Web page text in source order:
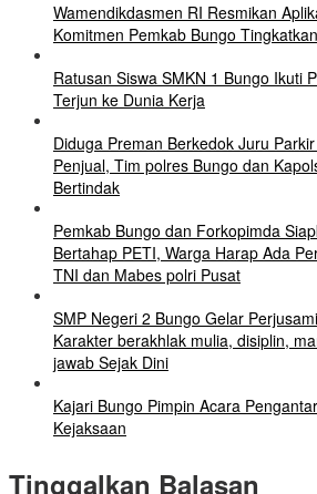
Wamendikdasmen RI Resmikan
Komitmen Pemkab Bungo
Ratusan Siswa SMKN 1 Bungo Ikuti
Terjun ke Dunia Kerja
Diduga Preman Berkedok Juru
Penjual, Tim polres Bungo dan
Bertindak
Pemkab Bungo dan Forkopimda
Bertahap PETI, Warga Harap Ada
TNI dan Mabes polri Pusat
SMP Negeri 2 Bungo Gelar
Karakter berakhlak mulia, disiplin,
jawab Sejak Dini
Kajari Bungo Pimpin Acara
Kejaksaan
Tinggalkan Balasan